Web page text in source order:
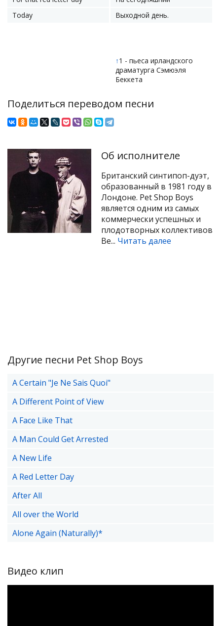
Today
Выходной день.
↑1 - пьеса ирландского
драматурга Сэмюэля
Беккета
Поделиться переводом песни
Об исполнителе
Британский синтипоп-дуэт,
образованный в 1981 году в
Лондоне. Pet Shop Boys
является одним из самых
коммерчески успешных и
плодотворных коллективов
Ве... Читать далее
Другие песни Pet Shop Boys
A Certain "Je Ne Sais Quoi"
A Different Point of View
A Face Like That
A Man Could Get Arrested
A New Life
A Red Letter Day
After All
All over the World
Alone Again (Naturally)*
Видео клип